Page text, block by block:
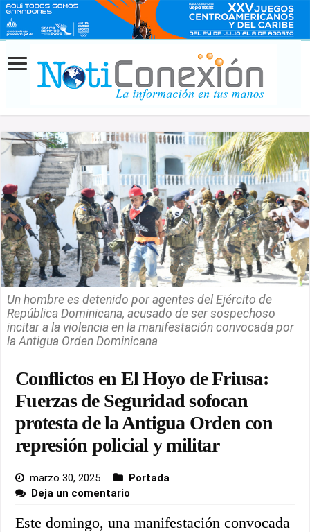
Un hombre es detenido por agentes del Ejército de
República Dominicana, acusado de ser sospechoso
incitar a la violencia en la manifestación convocada por
la Antigua Orden Dominicana
Conflictos en El Hoyo de Friusa:
Fuerzas de Seguridad sofocan
protesta de la Antigua Orden con
represión policial y militar
marzo 30, 2025
Portada
Deja un comentario
Este domingo, una manifestación convocada